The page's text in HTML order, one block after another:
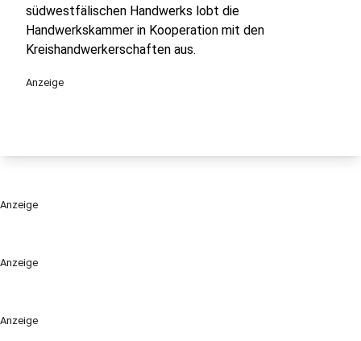
Anzeige
Anzeige
südwestfälischen Handwerks lobt die
Handwerkskammer in Kooperation mit den
Kreishandwerkerschaften aus.
Anzeige
Anzeige